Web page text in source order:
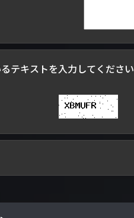
テキストを入力してください